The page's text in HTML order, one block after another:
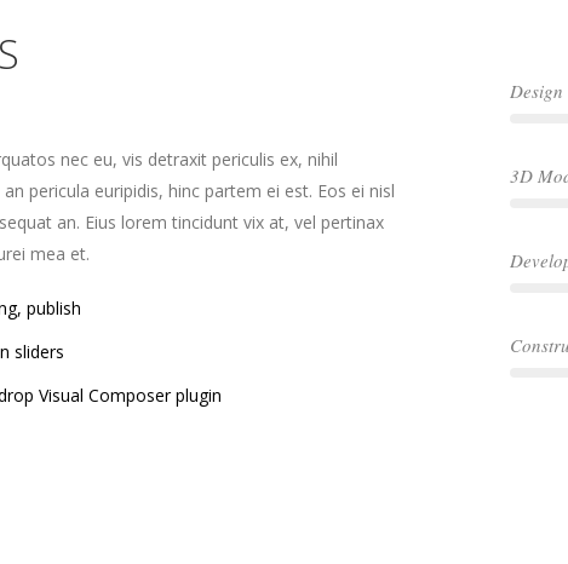
nec eu, vis detraxit periculis ex, nihil
pericula euripidis, hinc partem ei est. Eos ei nisl
an. Eius lorem tincidunt vix at, vel pertinax
mea et.
publish
sliders
Visual Composer plugin
Design
3D